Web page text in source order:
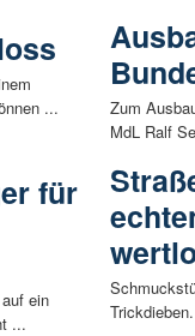
...
für
ein
...
Zum
MdL Ralf